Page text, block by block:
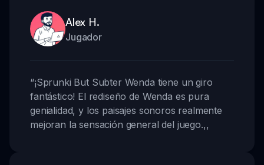
Alex H.
Jugador
“¡Sprunki But Subter Wenda tiene un giro
fantástico! El rediseño de Wenda es pura
genialidad, y los paisajes sonoros realmente
mejoran la sensación general del juego.,,